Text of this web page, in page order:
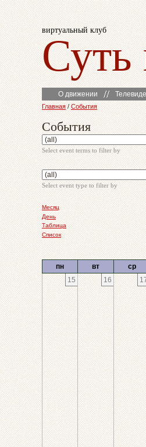
виртуальный клуб
Суть
О движении
Главная / События
События
Select event terms to filter by
Select event type to filter by
Месяц
День
Таблица
Список
пн вт ср
15
16